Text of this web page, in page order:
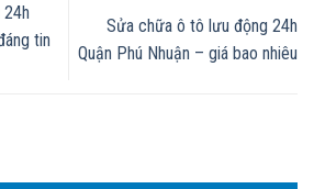
tin
Sửa chữa ô tô lưu động 24h
Quận Phú Nhuận – giá bao nhiêu